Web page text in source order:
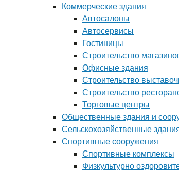
Коммерческие здания
Автосалоны
Автосервисы
Гостиницы
Строительство
Офисные здания
Строительство
Строительство
Торговые центры
Общественные здания и
Сельскохозяйственные
Спортивные сооружения
Спортивные комплексы
Физкультурно